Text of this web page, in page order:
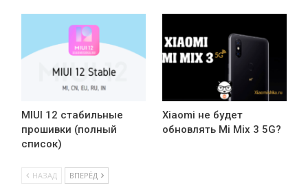
MIUI 12 стабильные
прошивки (полный
список)
Xiaomi не будет
обновлять Mi Mix 3 5G?
НАЗАД ВПЕРЁД